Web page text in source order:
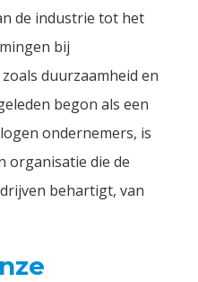
de industrie tot het
bij
duurzaamheid en
begon als een
ondernemers, is
organisatie die de
behartigt, van